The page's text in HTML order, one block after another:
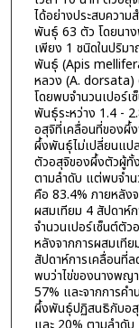
ได้อย่างประสบควา
พันธุ์ 63 ตัว โดยนา
เพียง 1 ชนิดในปริม
พันธุ์ (Apis
หลวง (A.
โดยพบจำนวนเปอร์เ
พันธุ์ระหว่าง 1.4 -
อสุจิที่เคลื่อนที่ของผึ้
ผึ้งพันธุ์ไม่เปลี่ยนแป
ตัวอสุจิของผึ้งตัวผู้ทั้
ตามลำดับ แต่พบจำ
คือ 83.4% ภายหลัง
ผสมเทียม 4 สัปดาห์
จำนวนเปอร์เซ็นต์ตั
หลังจากการผสมเที
สัปดาห์การเคลื่อนที่
พบว่าไข่ของนางพญ
57% และจากการค
ผึ้งพันธุ์ปฏิสนธิกับอ